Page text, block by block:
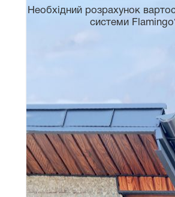
Необхідний розрахунок
системи